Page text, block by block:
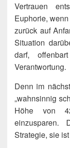
Vertrauen
Euphorie,
zurück auf
Situation
darf,
Verantwortung.
Denn im
„wahnsinnig
Höhe von
einzusparen.
Strategie, sie